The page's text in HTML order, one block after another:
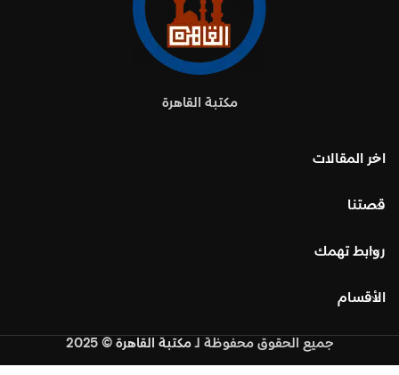
مكتبة القاهرة
اخر المقالات
قصتنا
روابط تهمك
الأقسام
جميع الحقوق محفوظة لـمكتبة القاهرة © 2025